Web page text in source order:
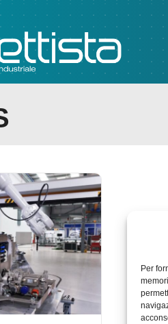
Per
ADDITIVE